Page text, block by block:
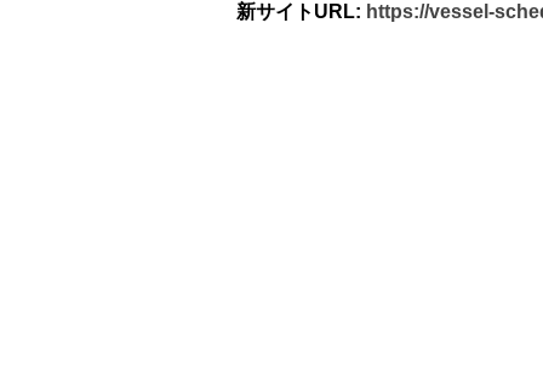
新サイトURL: https://vessel-